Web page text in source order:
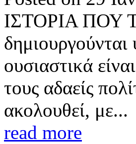
ΙΣΤΟΡΙΑ ΠΟΥ
δημιουργούνται
ουσιαστικά
τους αδαείς
ακολουθεί, με...
read more